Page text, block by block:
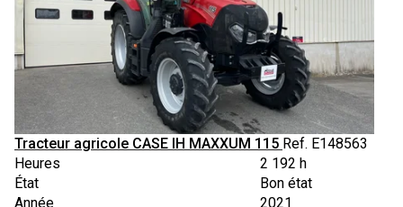
Tracteur agricole CASE IH MAXXUM 115 Ref. E148563
Heures
2 192 h
État
Bon état
Année
2021